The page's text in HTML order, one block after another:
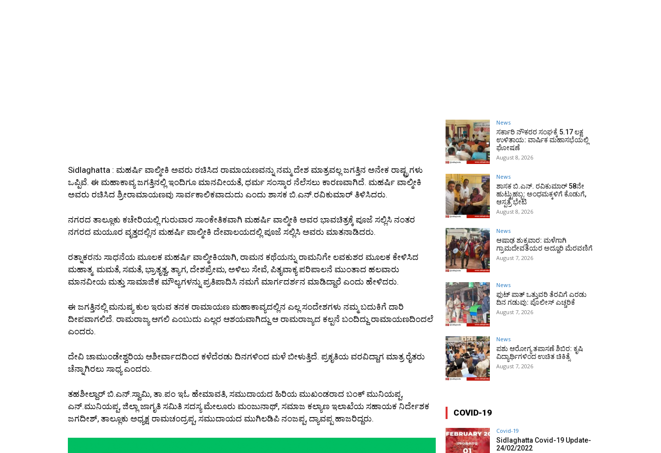
Sidlaghatta : ಮಹರ್ಷಿ ವಾಲ್ಮೀಕಿ ಅವರು ರಚಿಸಿದ ರಾಮಾಯಣವನ್ನು ನಮ್ಮ ದೇಶ ಮಾತ್ರವಲ್ಲ ಜಗತ್ತಿನ ಅನೇಕ ರಾಷ್ಟ್ರಗಳು
ಒಪ್ಪಿವೆ. ಈ ಮಹಾಕಾವ್ಯ ಜಗತ್ತಿನಲ್ಲಿ ಇಂದಿಗೂ ಮಾನವೀಯತೆ, ಧರ್ಮ ಸಂಸ್ಕಾರ ನೆಲೆಸಲು ಕಾರಣವಾಗಿದೆ. ಮಹರ್ಷಿ ವಾಲ್ಮೀಕಿ
ಅವರು ರಚಿಸಿದ ಶ್ರೀರಾಮಾಯಣವು ಸಾರ್ವಕಾಲಿಕವಾದುದು ಎಂದು ಶಾಸಕ ಬಿ.ಎನ್.ರವಿಕುಮಾರ್ ತಿಳಿಸಿದರು.
ನಗರದ ತಾಲ್ಲೂಕು ಕಚೇರಿಯಲ್ಲಿ ಗುರುವಾರ ಸಾಂಕೇತಿಕವಾಗಿ ಮಹರ್ಷಿ ವಾಲ್ಮೀಕಿ ಅವರ ಭಾವಚಿತ್ರಕ್ಕೆ ಪೂಜೆ ಸಲ್ಲಿಸಿ ನಂತರ
ನಗರದ ಮಯೂರ ವೃತ್ತದಲ್ಲಿನ ಮಹರ್ಷಿ ವಾಲ್ಮೀಕಿ ದೇವಾಲಯದಲ್ಲಿ ಪೂಜೆ ಸಲ್ಲಿಸಿ ಅವರು ಮಾತನಾಡಿದರು.
ರತ್ನಾಕರನು ಸಾಧನೆಯ ಮೂಲಕ ಮಹರ್ಷಿ ವಾಲ್ಮೀಕಿಯಾಗಿ, ರಾಮನ ಕಥೆಯನ್ನು ರಾಮನಿಗೇ ಲವಕುಶರ ಮೂಲಕ ಕೇಳಿಸಿದ
ಮಹಾತ್ಮ. ಮಮತೆ, ಸಮತೆ, ಭ್ರಾತೃತ್ವ, ತ್ಯಾಗ, ದೇಶಪ್ರೇಮ, ಅಳಿಲು ಸೇವೆ, ಪಿತೃವಾಕ್ಯ ಪರಿಪಾಲನೆ ಮುಂತಾದ ಹಲವಾರು
ಮಾನವೀಯ ಮತ್ತು ಸಾಮಾಜಿಕ ಮೌಲ್ಯಗಳನ್ನು ಪ್ರತಿಪಾದಿಸಿ ನಮಗೆ ಮಾರ್ಗದರ್ಶನ ಮಾಡಿದ್ದಾರೆ ಎಂದು ಹೇಳಿದರು.
ಈ ಜಗತ್ತಿನಲ್ಲಿ ಮನುಷ್ಯ ಕುಲ ಇರುವ ತನಕ ರಾಮಾಯಣ ಮಹಾಕಾವ್ಯದಲ್ಲಿನ ಎಲ್ಲ ಸಂದೇಶಗಳು ನಮ್ಮ ಬದುಕಿಗೆ ದಾರಿ
ದೀಪವಾಗಲಿದೆ. ರಾಮರಾಜ್ಯ ಆಗಲಿ ಎಂಬುದು ಎಲ್ಲರ ಆಶಯವಾಗಿದ್ದು ಆ ರಾಮರಾಜ್ಯದ ಕಲ್ಪನೆ ಬಂದಿದ್ದು ರಾಮಾಯಣದಿಂದಲೆ
ಎಂದರು.
ದೇವಿ ಚಾಮುಂಡೇಶ್ವರಿಯ ಆಶೀರ್ವಾದದಿಂದ ಕಳೆದೆರಡು ದಿನಗಳಿಂದ ಮಳೆ ಬೀಳುತ್ತಿದೆ. ಪ್ರಕೃತಿಯ ವರವಿದ್ದಾಗ ಮಾತ್ರ ರೈತರು
ಚೆನ್ನಾಗಿರಲು ಸಾಧ್ಯ ಎಂದರು.
ತಹಶೀಲ್ದಾರ್ ಬಿ.ಎನ್.ಸ್ವಾಮಿ, ತಾ.ಪಂ ಇಓ ಹೇಮಾವತಿ, ಸಮುದಾಯದ ಹಿರಿಯ ಮುಖಂಡರಾದ ಬಂಕ್ ಮುನಿಯಪ್ಪ,
ಎನ್.ಮುನಿಯಪ್ಪ, ಜಿಲ್ಲಾ ಜಾಗೃತಿ ಸಮಿತಿ ಸದಸ್ಯ ಮೇಲೂರು ಮಂಜುನಾಥ್, ಸಮಾಜ ಕಲ್ಯಾಣ ಇಲಾಖೆಯ ಸಹಾಯಕ ನಿರ್ದೇಶಕ
ಜಗದೀಶ್, ತಾಲ್ಲೂಕು ಅಧ್ಯಕ್ಷ ರಾಮಚಂದ್ರಪ್ಪ, ಸಮುದಾಯದ ಮುಗಿಲಡಿಪಿ ನಂಜಪ್ಪ, ದ್ಯಾವಪ್ಪ ಹಾಜರಿದ್ದರು.
News
ಸರ್ಕಾರಿ ನೌಕರರ ಸಂಘಕ್ಕೆ ₹5.17 ಲಕ್ಷ
ಉಳಿತಾಯ: ವಾರ್ಷಿಕ ಮಹಾಸಭೆಯಲ್ಲಿ
ಘೋಷಣೆ
August 8, 2026
News
ಶಾಸಕ ಬಿ.ಎನ್. ರವಿಕುಮಾರ್ 58ನೇ
ಹುಟ್ಟುಹಬ್ಬ: ಅಂಧಮಕ್ಕಳಿಗೆ ಕೊಡುಗೆ,
ಆಸ್ಪತ್ರೆ ಭೇಟಿ
August 8, 2026
News
ಆಷಾಢ ಶುಕ್ರವಾರ: ಮಳೆಗಾಗಿ
ಗ್ರಾಮದೇವತೆಯರ ಅದ್ದೂರಿ ಮೆರವಣಿಗೆ
August 7, 2026
News
ಫುಟ್‌ ಪಾತ್ ಒತ್ತುವರಿ ತೆರವಿಗೆ ಎರಡು
ದಿನ ಗಡುವು: ಪೊಲೀಸ್ ಎಚ್ಚರಿಕೆ
August 7, 2026
News
ಪಶು ಆರೋಗ್ಯ ತಪಾಸಣೆ ಶಿಬಿರ: ಕೃಷಿ
ವಿದ್ಯಾರ್ಥಿಗಳಿಂದ ಉಚಿತ ಚಿಕಿತ್ಸೆ
August 7, 2026
COVID-19
Covid-19
Sidlaghatta Covid-19 Update-
24/02/2022